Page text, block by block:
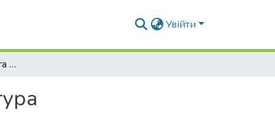
Увійти
Архітетурна екологія та екологічна інфраструктура